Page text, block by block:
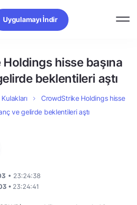
Uygulamayı İndir
hisse başına
beklentileri aştı
Kulakları
CrowdStrike Holdings hisse
ve gelirde beklentileri aştı
• 23:24:38
• 23:24:41